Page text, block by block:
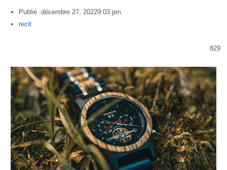
Publié :décembre 27, 20229:03 pm
Author
recit
829